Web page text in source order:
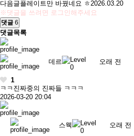
다음글플레이트만 바꿨네요 ㅎ2026.03.20
※댓글을 쓰려면 로그인해주세요
댓글 6
댓글목록
데르 오래 전
1
ㅋㅋ진짜중의 진짜들 ㅋㅋㅋ
2026-03-20 20:04
스웩 오래 전